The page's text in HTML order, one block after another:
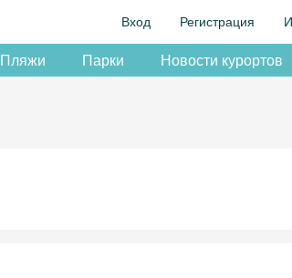
Вход Регистрация
Пляжи Парки Новости курортов